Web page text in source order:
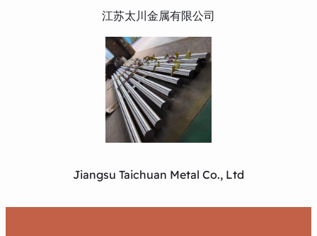
江苏太川金属有限公司
Jiangsu Taichuan Metal Co., Ltd